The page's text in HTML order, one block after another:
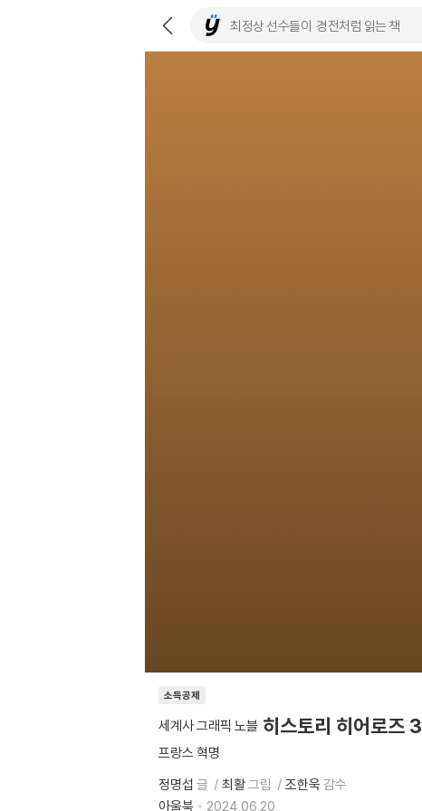
소득공제
세계사 그래픽 노블 히스토리 히어로즈 3
프랑스 혁명
정명섭 글 최활그림 조한욱 감수
아울북
2024.06.20.